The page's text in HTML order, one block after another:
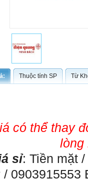
Thuộc tính SP Từ
có thể thay
lòng
sỉ: Tiền mặt
/ 0903915553